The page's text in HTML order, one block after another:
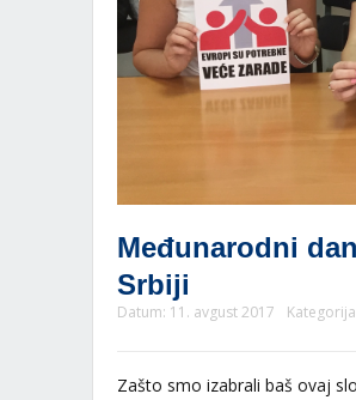
Međunarodni
Srbiji
Datum: 11. avgust 2017
Zašto smo izabrali baš ovaj